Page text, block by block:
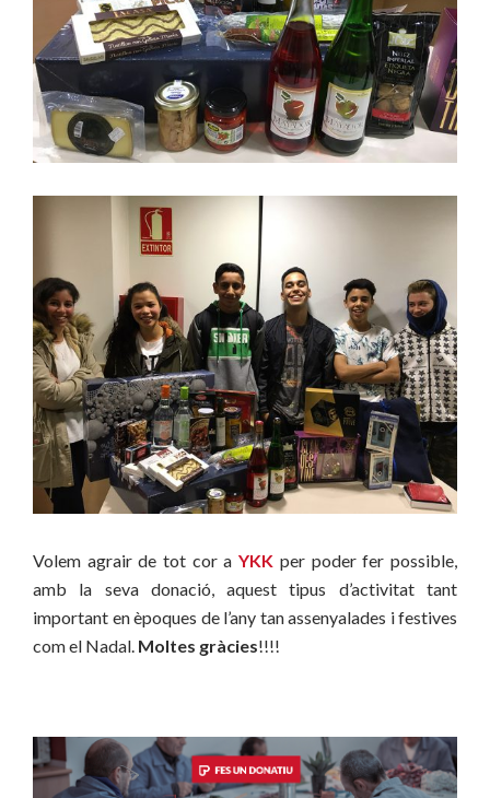
Volem agrair de tot cor aYKK per poder fer possible,
amb la seva donació, aquest tipus d’activitat tant
important en èpoques de l’any tan assenyalades i festives
com el Nadal. Moltes gràcies!!!!